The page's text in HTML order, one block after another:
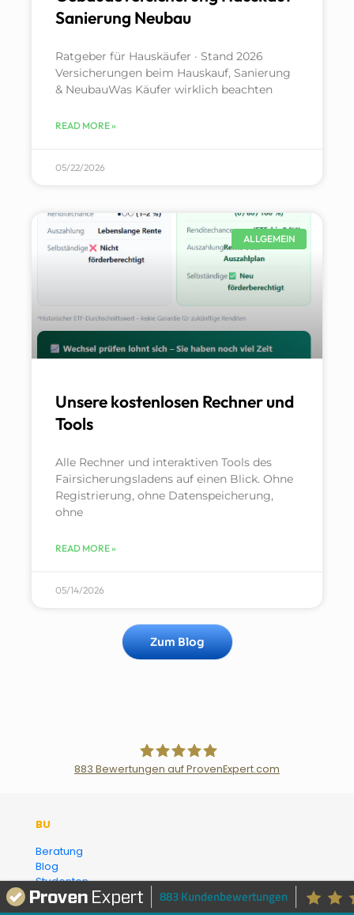
Sanierung Neubau
Ratgeber für Hauskäufer · Stand 2026
Versicherungen beim Hauskauf, Sanierung
& NeubauWas Käufer wirklich beachten
READ MORE »
05/22/2026
ALLGEMEIN
Unsere kostenlosen Rechner und
Tools
Alle Rechner und interaktiven Tools des
Fairsicherungsladens auf einen Blick. Ohne
Registrierung, ohne Datenspeicherung,
ohne
READ MORE »
05/14/2026
Zum Blog
Finanzberater Karlsruhe
883 Bewertungen auf ProvenExpert.com
BU
Beratung
Blog
Studenten
Dienstunfähigkeit
FAQ
883 Kundenbewertungen